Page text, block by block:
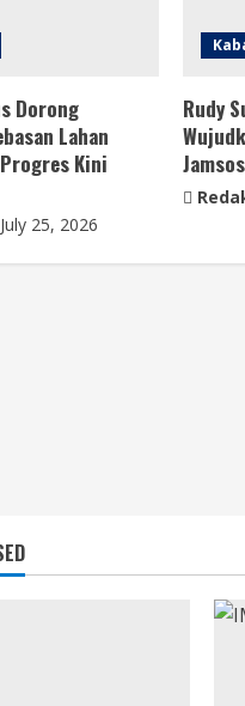
Dorong
Lahan
Kini
July 25, 2026
Rudy